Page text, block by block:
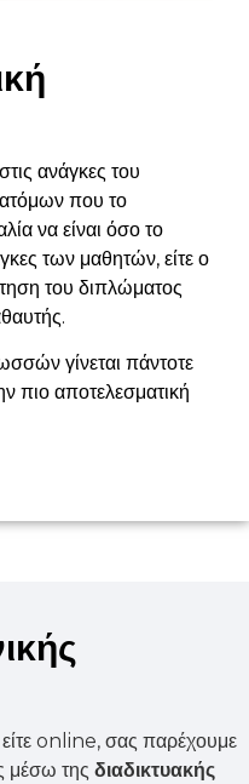
ανάγκες του
ατόμων που το
να είναι όσο το
των μαθητών, είτε ο
του διπλώματος
γίνεται πάντοτε
πιο αποτελεσματική
είτε online, σας παρέχουμε
μέσω της διαδικτυακής